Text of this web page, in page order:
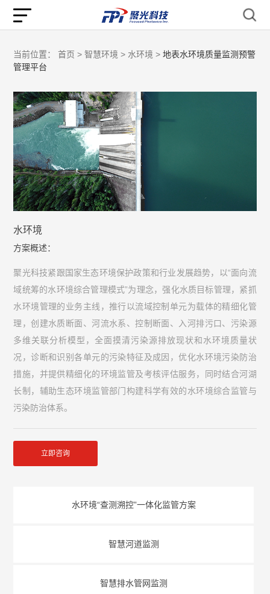
当前位置： 首页 > 智慧环境 > 水环境 > 地表水环境质量监测预警
管理平台
水环境
方案概述：
聚光科技紧跟国家生态环境保护政策和行业发展趋势，以“面向流
域统筹的水环境综合管理模式”为理念，强化水质目标管理，紧抓
水环境管理的业务主线，推行以流域控制单元为载体的精细化管
理，创建水质断面、河流水系、控制断面、入河排污口、污染源
多维关联分析模型，全面摸清污染源排放现状和水环境质量状
况，诊断和识别各单元的污染特征及成因，优化水环境污染防治
措施，并提供精细化的环境监管及考核评估服务，同时结合河湖
长制，辅助生态环境监管部门构建科学有效的水环境综合监管与
污染防治体系。
立即咨询
水环境“查测溯控”一体化监管方案
智慧河道监测
智慧排水管网监测